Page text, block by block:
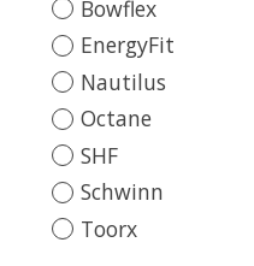
Bowflex
EnergyFit
Nautilus
Octane
SHF
Schwinn
Toorx